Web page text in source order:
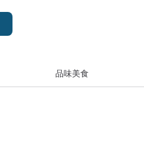
品味美食